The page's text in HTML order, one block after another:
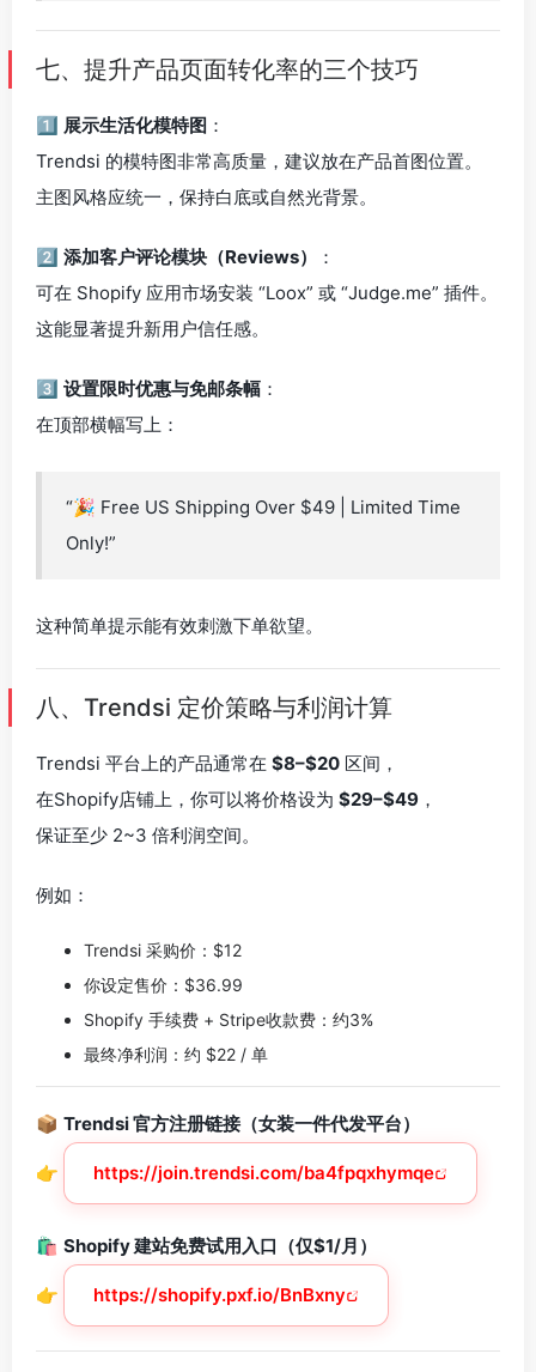
七、提升产品页面转化率的三个技巧
1️⃣ 展示生活化模特图 ：
Trendsi 的模特图非常高质量，建议放在产品首图位置。
主图风格应统一，保持白底或自然光背景。
2️⃣ 添加客户评论模块（Reviews）
：
可在 Shopify 应用市场安装 “Loox” 或 “Judge.me” 插件。
这能显著提升新用户信任感。
3️⃣ 设置限时优惠与免邮条幅 ：
在顶部横幅写上：
“🎉 Free US Shipping Over $49 | Limited Time
Only!”
这种简单提示能有效刺激下单欲望。
八、Trendsi 定价策略与利润计算
Trendsi 平台上的产品通常在 $8–$20 区间，
在Shopify店铺上，你可以将价格设为 $29–$49 ，
保证至少 2~3 倍利润空间。
例如：
Trendsi 采购价：$12
你设定售价：$36.99
Shopify 手续费 + Stripe收款费：约3%
最终净利润：约 $22 / 单
📦 Trendsi 官方注册链接（女装一件代发平台）
👉 https://join.trendsi.com/ba4fpqxhymqe
🛍️ Shopify 建站免费试用入口（仅$1/月）
👉 https://shopify.pxf.io/BnBxny